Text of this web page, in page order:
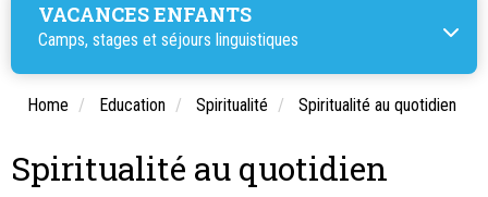
VACANCES ENFANTS
Camps, stages et séjours linguistiques
Home Education Spiritualité Spiritualité au quotidien
Spiritualité au quotidien